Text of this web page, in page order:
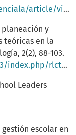
article/view/11992
planeación y
teóricas en la
2(2), 88-103.
article/view/85/62
Leaders
gestión escolar en